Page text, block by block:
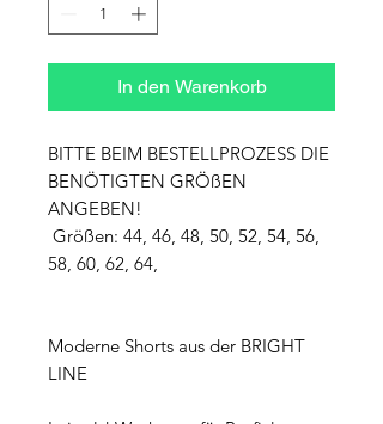
In den Warenkorb
BITTE BEIM BESTELLPROZESS DIE
BENÖTIGTEN GRÖßEN
ANGEBEN!
58, 60, 62, 64,
Moderne Shorts aus der BRIGHT
LINE